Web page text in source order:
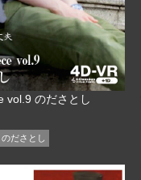
vol.9 のださとし
のださとし